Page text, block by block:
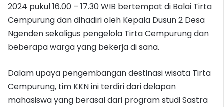
2024 pukul 16.00 – 17.30 WIB bertempat di Balai Tirta
Cempurung dan dihadiri oleh Kepala Dusun 2 Desa
Ngenden sekaligus pengelola Tirta Cempurung dan
beberapa warga yang bekerja di sana.
Dalam upaya pengembangan destinasi wisata Tirta
Cempurung, tim KKN ini terdiri dari delapan
mahasiswa yang berasal dari program studi Sastra